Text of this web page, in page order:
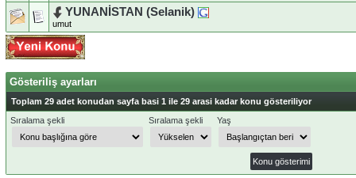
YUNANİSTAN (Selanik)
umut
Gösteriliş ayarları
Toplam 29 adet konudan sayfa basi 1 ile 29 arasi kadar konu gösteriliyor
Sıralama şekli
Sıralama şekli Yaş